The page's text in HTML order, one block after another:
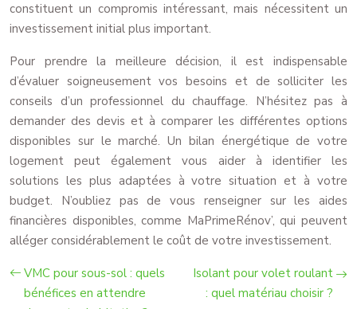
constituent un compromis intéressant, mais nécessitent un
investissement initial plus important.
Pour prendre la meilleure décision, il est indispensable
d’évaluer soigneusement vos besoins et de solliciter les
conseils d’un professionnel du chauffage. N’hésitez pas à
demander des devis et à comparer les différentes options
disponibles sur le marché. Un bilan énergétique de votre
logement peut également vous aider à identifier les
solutions les plus adaptées à votre situation et à votre
budget. N’oubliez pas de vous renseigner sur les aides
financières disponibles, comme MaPrimeRénov’, qui peuvent
alléger considérablement le coût de votre investissement.
VMC pour sous-sol : quels
bénéfices en attendre
Isolant pour volet roulant
: quel matériau choisir ?